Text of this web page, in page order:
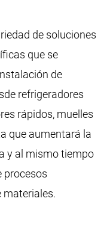
de soluciones
que se
de
refrigeradores
rápidos, muelles
que aumentará la
y al mismo tiempo
procesos
materiales.